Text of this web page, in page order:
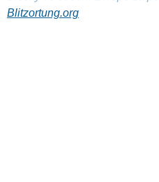
Blitzortung.org